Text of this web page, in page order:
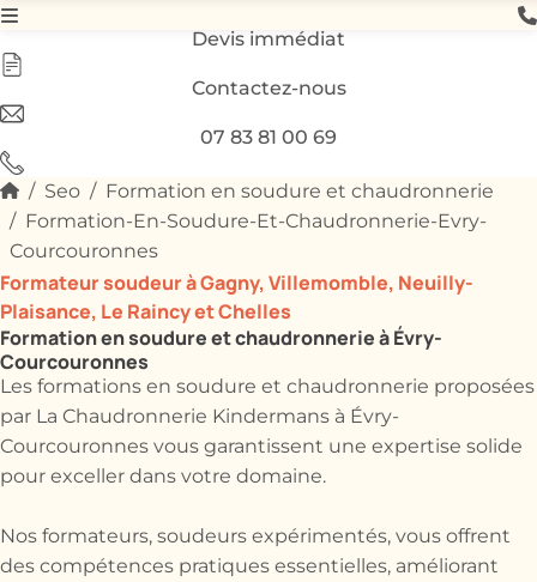
Devis immédiat
Contactez-nous
07 83 81 00 69
Seo
Formation en soudure et chaudronnerie
Formation-En-Soudure-Et-Chaudronnerie-Evry-
Courcouronnes
Formation en soudure et chaudronnerie à Évry-
Courcouronnes
Formateur soudeur à Gagny, Villemomble, Neuilly-
Plaisance, Le Raincy et Chelles
Les formations en soudure et chaudronnerie proposées
par La Chaudronnerie Kindermans à Évry-
Courcouronnes vous garantissent une expertise solide
pour exceller dans votre domaine.
Nos formateurs, soudeurs expérimentés, vous offrent
des compétences pratiques essentielles, améliorant